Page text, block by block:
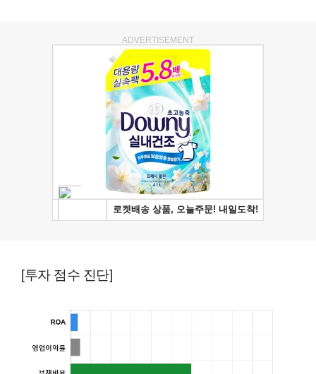
ADVERTISEMENT
[투자 점수 진단]